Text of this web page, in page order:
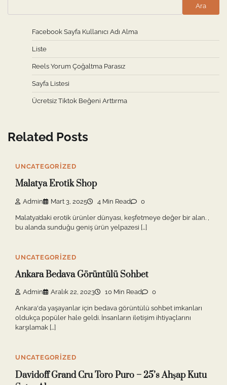
Ara
Facebook Sayfa Kullanıcı Adı Alma
Liste
Reels Yorum Çoğaltma Parasız
Sayfa Listesi
Ücretsiz Tiktok Beğeni Arttırma
Related Posts
UNCATEGORIZED
Malatya Erotik Shop
Admin Mart 3, 2025 4 Min Read 0
Malatya’daki erotik ürünler dünyası, keşfetmeye değer bir alan. ,
bu alanda sunduğu geniş ürün yelpazesi […]
UNCATEGORIZED
Ankara Bedava Görüntülü Sohbet
Admin Aralık 22, 2023 10 Min Read 0
Ankara'da yaşayanlar için bedava görüntülü sohbet imkanları
oldukça popüler hale geldi. İnsanların iletişim ihtiyaçlarını
karşılamak […]
UNCATEGORIZED
Davidoff Grand Cru Toro Puro – 25’s Ahşap Kutu